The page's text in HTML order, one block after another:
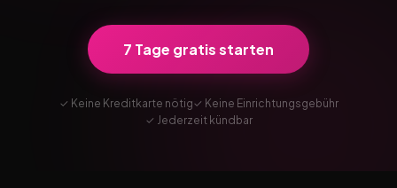
7 Tage gratis starten
✓ Keine Kreditkarte nötig✓ Keine Einrichtungsgebühr
✓ Jederzeit kündbar